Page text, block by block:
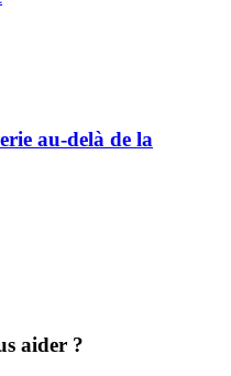
au-delà de la
aider ?